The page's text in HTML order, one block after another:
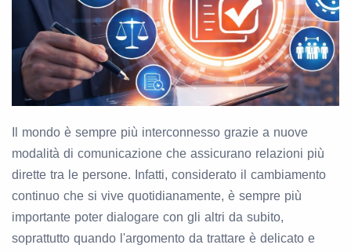
Il mondo è sempre più interconnesso grazie a nuove
modalità di comunicazione che assicurano relazioni più
dirette tra le persone. Infatti, considerato il cambiamento
continuo che si vive quotidianamente, è sempre più
importante poter dialogare con gli altri da subito,
soprattutto quando l'argomento da trattare è delicato e